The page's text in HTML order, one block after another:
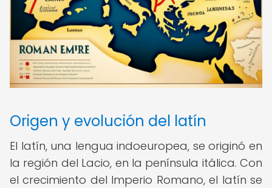
Origen y evolución del latín
El latín, una lengua indoeuropea, se originó en
la región del Lacio, en la península itálica. Con
el crecimiento del Imperio Romano, el latín se